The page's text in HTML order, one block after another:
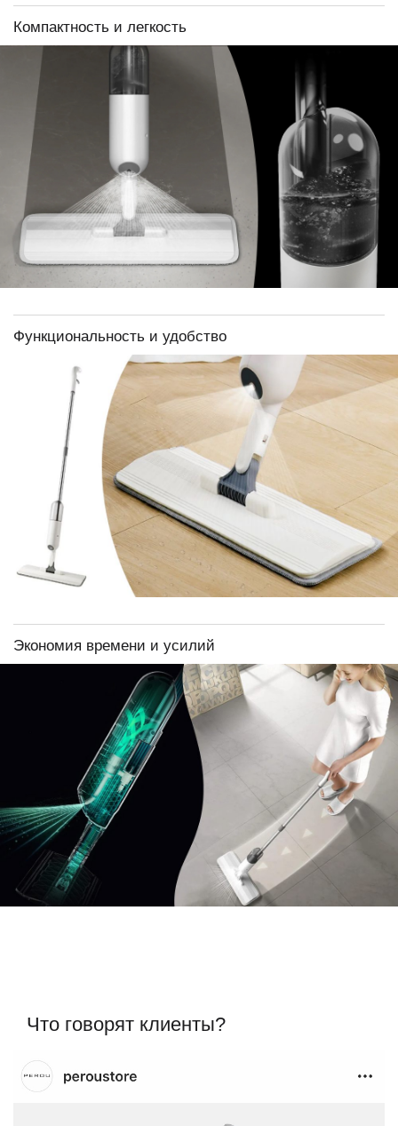
Компактность и легкость
Функциональность и удобство
Экономия времени и усилий
Что говорят клиенты?